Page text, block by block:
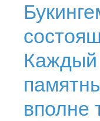
Каждый
вполне